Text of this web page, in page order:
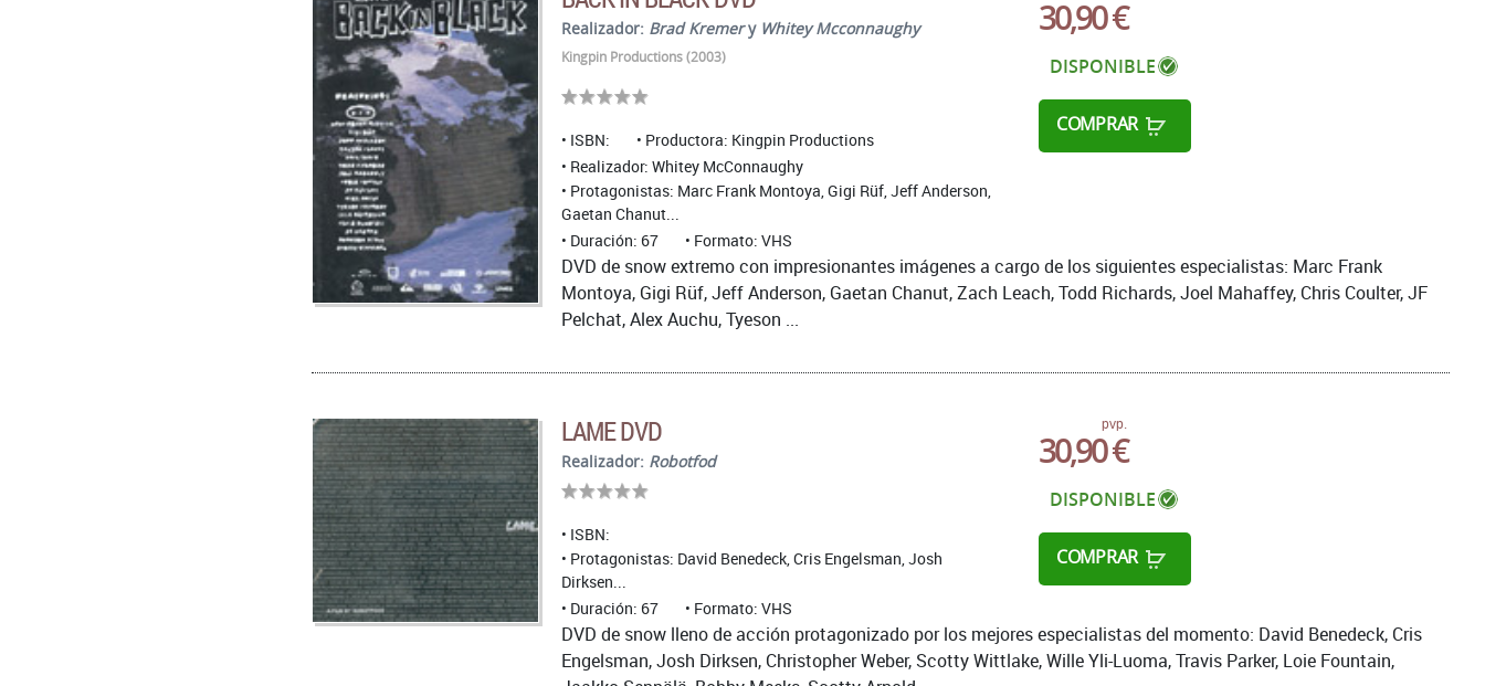
Realizador: Brad Kremery Whitey Mcconnaughy
Kingpin Productions (2003)
ISBN:
Productora: Kingpin Productions
Realizador: Whitey McConnaughy
Protagonistas: Marc Frank Montoya, Gigi Rüf, Jeff Anderson,
Gaetan Chanut...
Duración: 67
Formato: VHS
30,90 €
DISPONIBLE
COMPRAR
DVD de snow extremo con impresionantes imágenes a cargo de los siguientes especialistas: Marc Frank
Montoya, Gigi Rüf, Jeff Anderson, Gaetan Chanut, Zach Leach, Todd Richards, Joel Mahaffey, Chris Coulter, JF
Pelchat, Alex Auchu, Tyeson ...
LAME DVD
Realizador: Robotfod
ISBN:
Protagonistas: David Benedeck, Cris Engelsman, Josh
Dirksen...
Duración: 67
Formato: VHS
pvp.
30,90 €
DISPONIBLE
COMPRAR
DVD de snow lleno de acción protagonizado por los mejores especialistas del momento: David Benedeck, Cris
Engelsman, Josh Dirksen, Christopher Weber, Scotty Wittlake, Wille Yli-Luoma, Travis Parker, Loie Fountain,